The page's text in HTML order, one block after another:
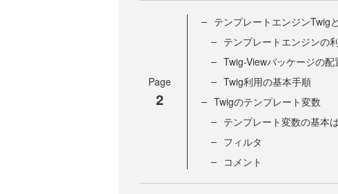
Page
2
テンプレートエンジンTwig
テンプレートエンジンの
Twig-Viewパッケージの配
Twig利用の基本手順
Twigのテンプレート変数
テンプレート変数の基本
フィルタ
コメント